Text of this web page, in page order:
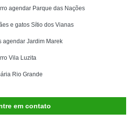
agendar Parque das Nações
e gatos Sítio dos Vianas
agendar Jardim Marek
Vila Luzita
Rio Grande
em contato